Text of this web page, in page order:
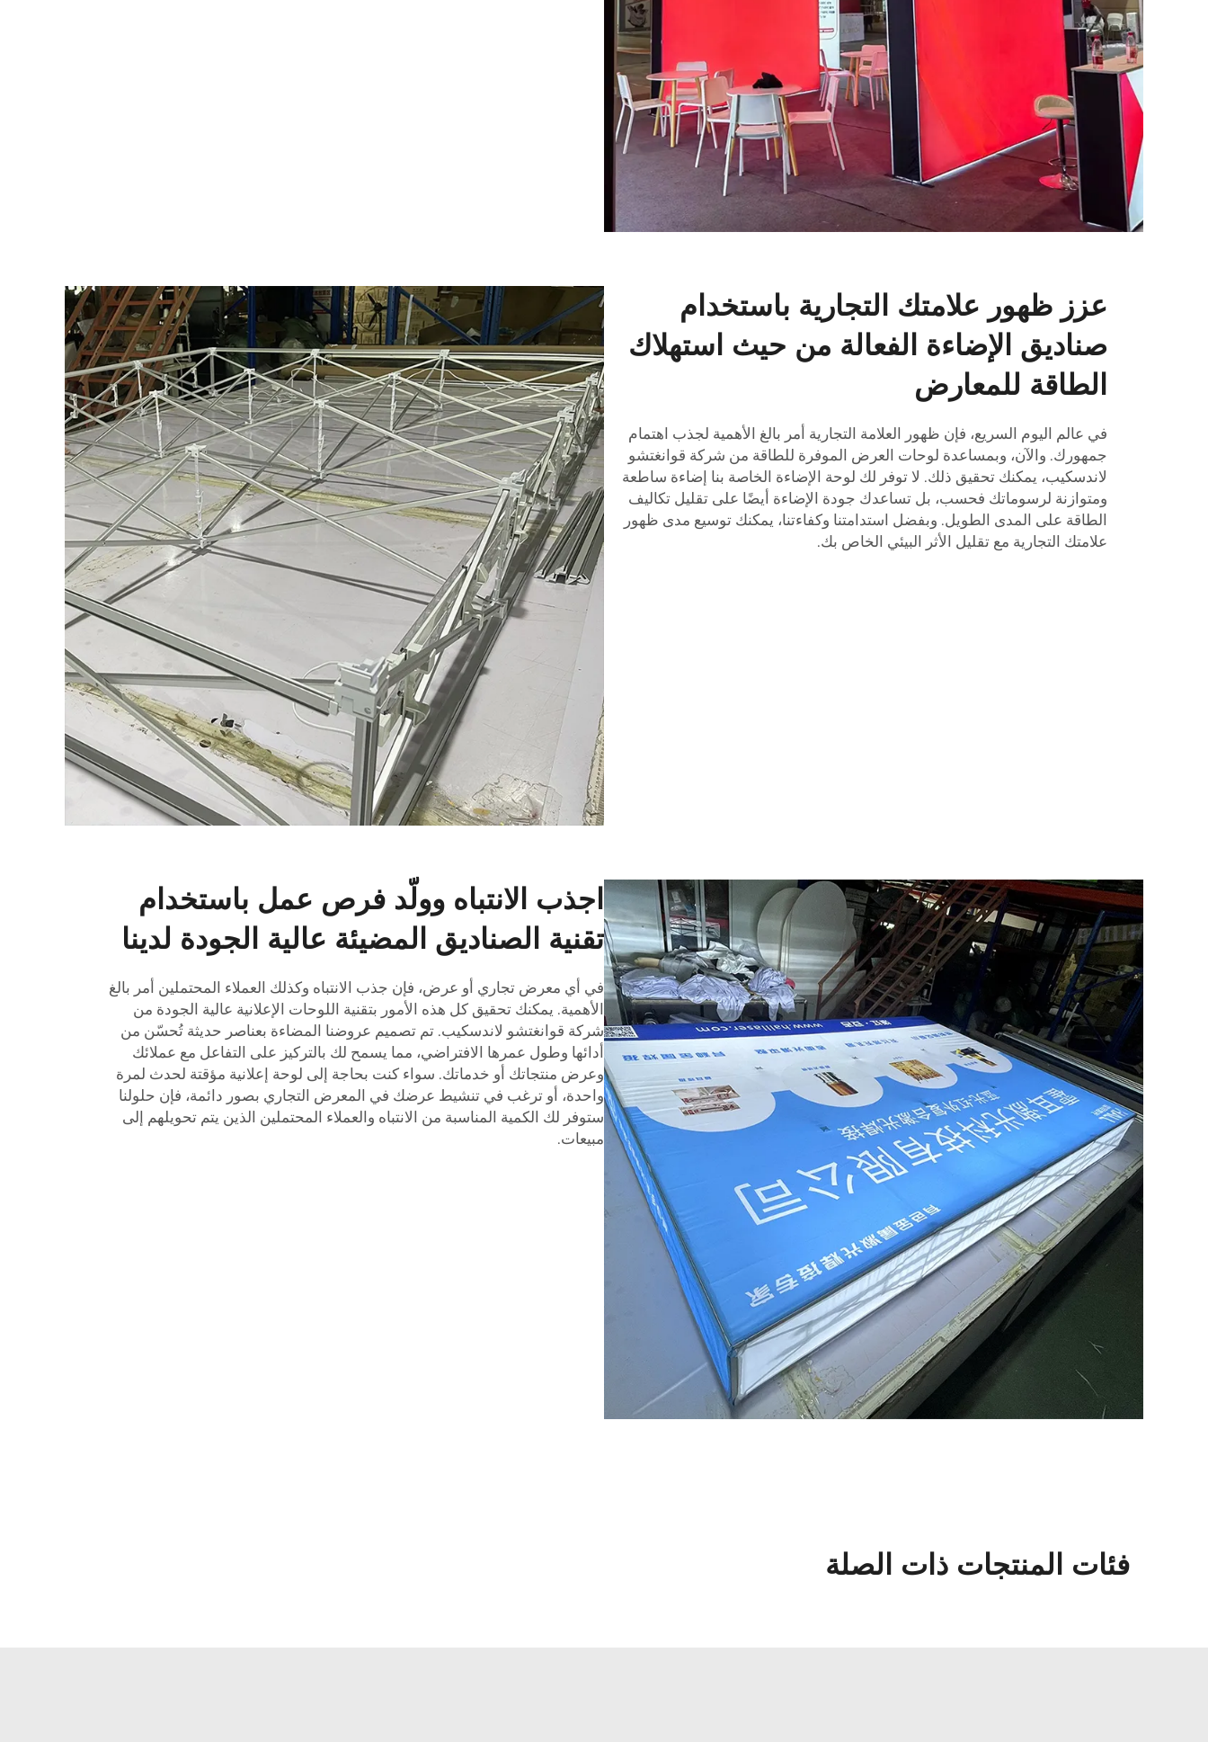
عزز ظهور علامتك التجارية باستخدام
صناديق الإضاءة الفعالة من حيث استهلاك
الطاقة للمعارض
في عالم اليوم السريع، فإن ظهور العلامة التجارية أمر بالغ الأهمية لجذب اهتمام
جمهورك. والآن، وبمساعدة لوحات العرض الموفرة للطاقة من شركة قوانغتشو
لاندسكيب، يمكنك تحقيق ذلك. لا توفر لك لوحة الإضاءة الخاصة بنا إضاءة ساطعة
ومتوازنة لرسوماتك فحسب، بل تساعدك جودة الإضاءة أيضًا على تقليل تكاليف
الطاقة على المدى الطويل. وبفضل استدامتنا وكفاءتنا، يمكنك توسيع مدى ظهور
علامتك التجارية مع تقليل الأثر البيئي الخاص بك.
اجذب الانتباه وولّد فرص عمل باستخدام
تقنية الصناديق المضيئة عالية الجودة لدينا
في أي معرض تجاري أو عرض، فإن جذب الانتباه وكذلك العملاء المحتملين أمر بالغ
الأهمية. يمكنك تحقيق كل هذه الأمور بتقنية اللوحات الإعلانية عالية الجودة من
شركة قوانغتشو لاندسكيب. تم تصميم عروضنا المضاءة بعناصر حديثة تُحسّن من
أدائها وطول عمرها الافتراضي، مما يسمح لك بالتركيز على التفاعل مع عملائك
وعرض منتجاتك أو خدماتك. سواء كنت بحاجة إلى لوحة إعلانية مؤقتة لحدث لمرة
واحدة، أو ترغب في تنشيط عرضك في المعرض التجاري بصور دائمة، فإن حلولنا
ستوفر لك الكمية المناسبة من الانتباه والعملاء المحتملين الذين يتم تحويلهم إلى
مبيعات.
فئات المنتجات ذات الصلة